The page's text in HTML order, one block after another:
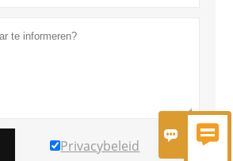
 
Privacybeleid